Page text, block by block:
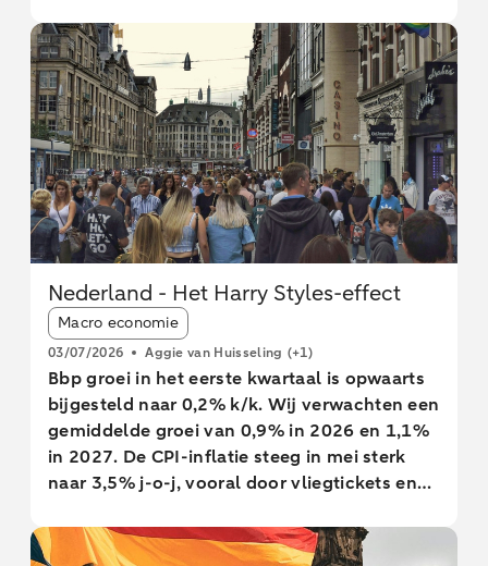
verder ondersteunt. Wij verwachten nog één
rentestap van ECB in september, met
renteverlagingen in het tweede en derde
kwartaal van 2027.
Nederland - Het Harry Styles-effect
Article tags:
Macro economie
03/07/2026 Aggie van Huisseling (+1)
Bbp groei in het eerste kwartaal is opwaarts
bijgesteld naar 0,2% k/k. Wij verwachten een
gemiddelde groei van 0,9% in 2026 en 1,1%
in 2027. De CPI-inflatie steeg in mei sterk
naar 3,5% j-o-j, vooral door vliegtickets en
komt, verschuift de aandacht naar
koopkrachtsteun.